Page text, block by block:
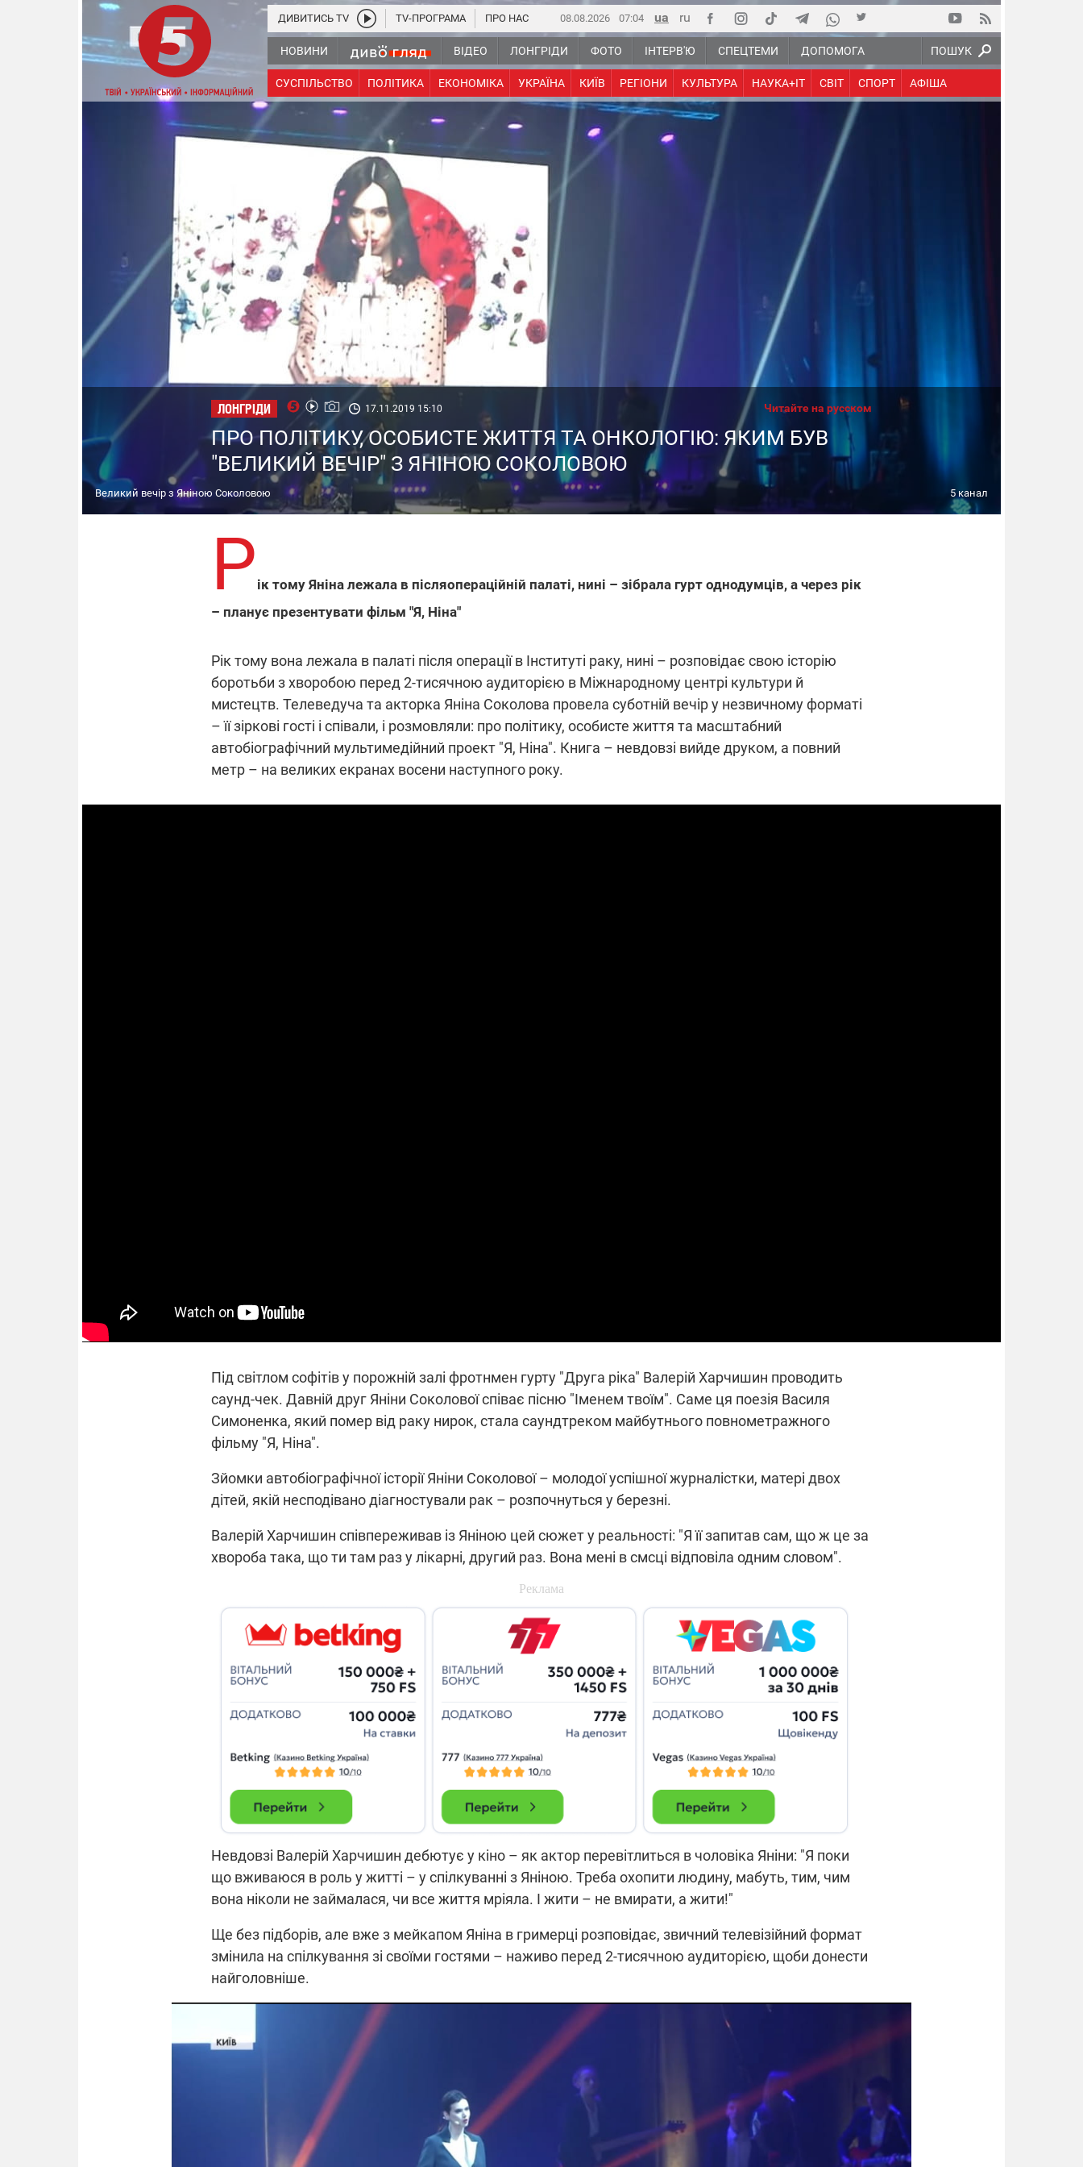
ПОШУК
08.08.2026 07:04
НОВИНИ ВІДЕО ЛОНГРІДИ ФОТО ІНТЕРВ'Ю СПЕЦТЕМИ ДОПОМОГА
СУСПІЛЬСТВО ПОЛІТИКА ЕКОНОМІКА УКРАЇНА КИЇВ РЕГІОНИ КУЛЬТУРА НАУКА+IT СВІТ СПОРТ АФІША
ДИВИТИСЬ TV TV-ПРОГРАМА ПРО НАС
ЛОНГРІДИ 17.11.2019 15:10 Читайте на русском
ПРО ПОЛІТИКУ, ОСОБИСТЕ ЖИТТЯ ТА ОНКОЛОГІЮ: ЯКИМ БУВ
"ВЕЛИКИЙ ВЕЧІР" З ЯНІНОЮ СОКОЛОВОЮ
Великий вечір з Яніною Соколовою 5 канал
Р ік тому Яніна лежала в післяопераційній палаті, нині – зібрала гурт однодумців, а через рік
– планує презентувати фільм "Я, Ніна"
Рік тому вона лежала в палаті після операції в Інституті раку, нині – розповідає свою історію
боротьби з хворобою перед 2-тисячною аудиторією в Міжнародному центрі культури й
мистецтв. Телеведуча та акторка Яніна Соколова провела суботній вечір у незвичному форматі
– її зіркові гості і співали, і розмовляли: про політику, особисте життя та масштабний
автобіографічний мультимедійний проект "Я, Ніна". Книга – невдовзі вийде друком, а повний
метр – на великих екранах восени наступного року.
Під світлом софітів у порожній залі фротнмен гурту "Друга ріка" Валерій Харчишин проводить
саунд-чек. Давній друг Яніни Соколової співає пісню "Іменем твоїм". Саме ця поезія Василя
Симоненка, який помер від раку нирок, стала саундтреком майбутнього повнометражного
фільму "Я, Ніна".
Зйомки автобіографічної історії Яніни Соколової – молодої успішної журналістки, матері двох
дітей, якій несподівано діагностували рак – розпочнуться у березні.
Валерій Харчишин співпереживав із Яніною цей сюжет у реальності: "Я її запитав сам, що ж це за
хвороба така, що ти там раз у лікарні, другий раз. Вона мені в смсці відповіла одним словом".
Невдовзі Валерій Харчишин дебютує у кіно – як актор перевітлиться в чоловіка Яніни: "Я поки
що вживаюся в роль у житті – у спілкуванні з Яніною. Треба охопити людину, мабуть, тим, чим
вона ніколи не займалася, чи все життя мріяла. І жити – не вмирати, а жити!"
Ще без підборів, але вже з мейкапом Яніна в гримерці розповідає, звичний телевізійний формат
змінила на спілкування зі своїми гостями – наживо перед 2-тисячною аудиторією, щоби донести
найголовніше.